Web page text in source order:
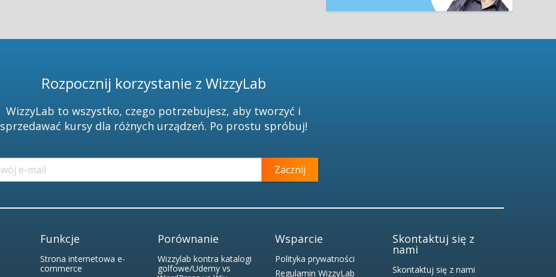
Rozpocznij korzystanie z WizzyLab
WizzyLab to wszystko, czego potrzebujesz, aby tworzyć i
sprzedawać kursy dla różnych urządzeń. Po prostu spróbuj!
Zacznij
Funkcje
Strona internetowa e-
commerce
Porównanie
Wizzylab kontra katalogi
golfowe/Udemy vs
Wsparcie
Polityka prywatności
Regulamin WizzyLab
Skontaktuj się z
nami
Skontaktuj się z nami